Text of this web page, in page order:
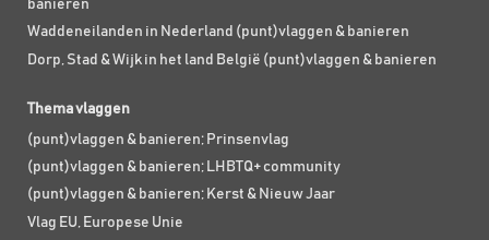
banieren
Waddeneilanden in Nederland (punt)vlaggen & banieren
Dorp, Stad & Wijk in het land België (punt)vlaggen & banieren
Thema vlaggen
(punt)vlaggen & banieren; Prinsenvlag
(punt)vlaggen & banieren; LHBTQ+ community
(punt)vlaggen & banieren; Kerst & Nieuw Jaar
Vlag EU, Europese Unie